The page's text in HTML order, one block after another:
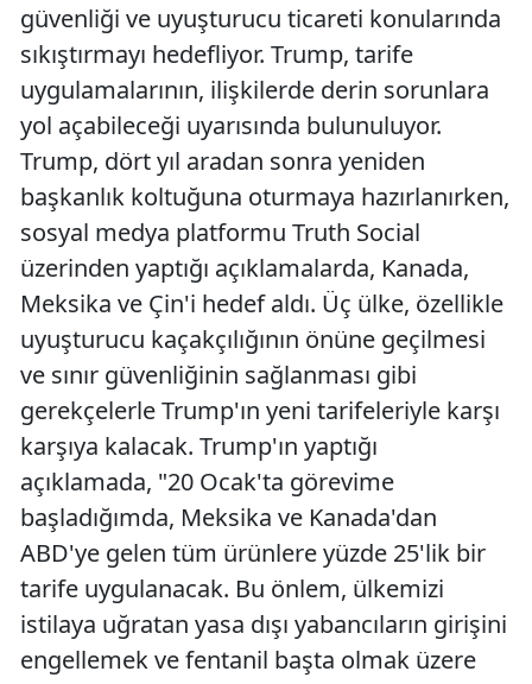
güvenliği ve uyuşturucu ticareti konularında
sıkıştırmayı hedefliyor. Trump, tarife
uygulamalarının, ilişkilerde derin sorunlara
yol açabileceği uyarısında bulunuluyor.
Trump, dört yıl aradan sonra yeniden
başkanlık koltuğuna oturmaya hazırlanırken,
sosyal medya platformu Truth Social
üzerinden yaptığı açıklamalarda, Kanada,
Meksika ve Çin'i hedef aldı. Üç ülke, özellikle
uyuşturucu kaçakçılığının önüne geçilmesi
ve sınır güvenliğinin sağlanması gibi
gerekçelerle Trump'ın yeni tarifeleriyle karşı
karşıya kalacak. Trump'ın yaptığı
açıklamada, "20 Ocak'ta görevime
başladığımda, Meksika ve Kanada'dan
ABD'ye gelen tüm ürünlere yüzde 25'lik bir
tarife uygulanacak. Bu önlem, ülkemizi
istilaya uğratan yasa dışı yabancıların girişini
engellemek ve fentanil başta olmak üzere